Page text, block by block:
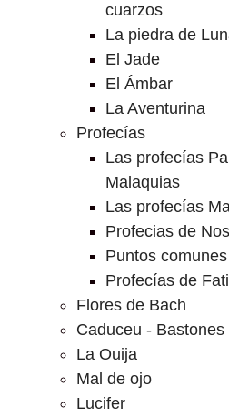
cuarzos
La piedra de
El Jade
El Ámbar
La Aventurina
Profecías
Las profecías
Malaquias
Las profecías
Profecias de
Puntos
Profecías de
Flores de Bach
Caduceu -
La Ouija
Mal de ojo
Lucifer